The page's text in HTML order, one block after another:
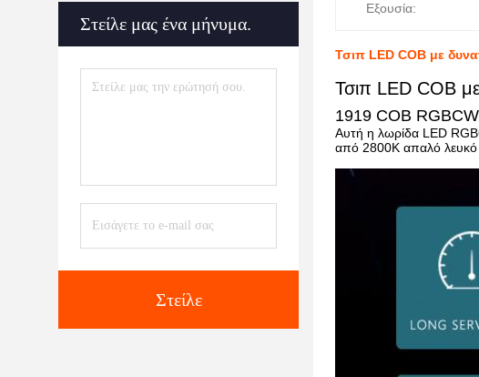
Στείλε μας ένα μήνυμα.
Στείλε
Εξουσία:
Τσιπ LED COB με
Τσιπ LED COB
1919 COB
Αυτή η λωρίδα LED
από 2800K απαλό λευκό